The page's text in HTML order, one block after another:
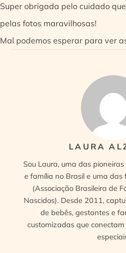
Super obrigada pelo cuidado
pelas fotos maravilhosas!
Mal podemos esperar para ver
LAURA
Sou Laura, uma das
e família no Brasil e uma
(Associação Brasileira de
Nascidos). Desde 2011,
de bebês, gestantes e
customizadas que